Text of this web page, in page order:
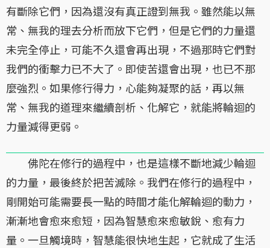
有斷除它們，因為還沒有真正證到無我。雖然能以無
常、無我的理去分析而放下它們，但是它們的力量還
未完全停止，可能不久還會再出現，不過那時它們對
我們的衝擊力已不大了。即使苦還會出現，也已不那
麼強烈。如果修行得力，心能夠凝聚的話，再以無
常、無我的道理來繼續剖析、化解它，就能將輪迴的
力量減得更弱。
佛陀在修行的過程中，也是這樣不斷地減少輪迴
的力量，最後終於把苦滅除。我們在修行的過程中，
剛開始可能需要長一點的時間才能化解輪迴的動力，
漸漸地會愈來愈短，因為智慧愈來愈敏銳、愈有力
量。一旦觸境時，智慧能很快地生起，它就成了生活